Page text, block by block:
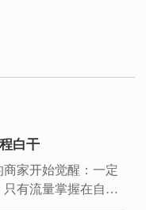
白干
家开始觉醒：一定
有流量掌握在自己